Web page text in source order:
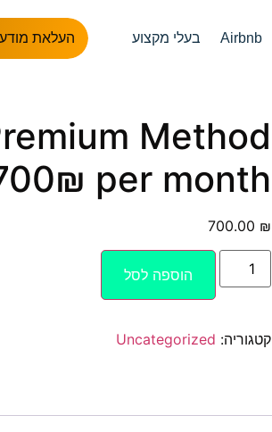
Airbnb בעלי מקצוע העלאת
Method
per month
700.00 ₪
הוספה לסל
קטגוריה: Uncategorized